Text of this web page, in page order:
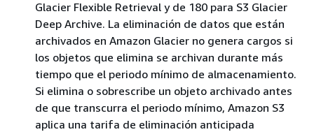
Glacier Flexible Retrieval y de 180 para S3 Glacier
Deep Archive. La eliminación de datos que están
archivados en Amazon Glacier no genera cargos si
los objetos que elimina se archivan durante más
tiempo que el periodo mínimo de almacenamiento.
Si elimina o sobrescribe un objeto archivado antes
de que transcurra el periodo mínimo, Amazon S3
aplica una tarifa de eliminación anticipada